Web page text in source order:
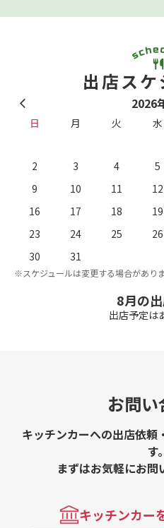
出店ス
2026
日 月 火 水
2
3 4 5
9
10 11 12
16
17 18 19
23
24 25 26
30
31
※スケジュールは変更する場合があり
8月の
出店予定は
お問
キッチンカーへの出店依頼
す。
まずはお気軽にお問
キッチンカー